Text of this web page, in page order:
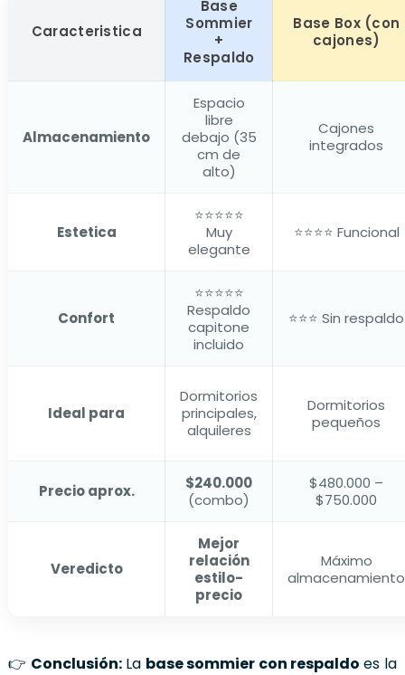
Caracteristica
Base
Sommier
+
Respaldo
Base Box (con
cajones)
Almacenamiento
Espacio
libre
debajo (35
cm de
alto)
Cajones
integrados
Estetica
⭐⭐⭐⭐⭐
Muy
elegante
⭐⭐⭐⭐ Funcional
Confort
⭐⭐⭐⭐⭐
Respaldo
capitone
incluido
⭐⭐⭐ Sin respaldo
Ideal para
Dormitorios
principales,
alquileres
Dormitorios
pequeños
Precio aprox.
$240.000
(combo)
$480.000 –
$750.000
Veredicto
Mejor
relación
estilo-
precio
Máximo
almacenamiento
👉 Conclusión: La base sommier con respaldo es la